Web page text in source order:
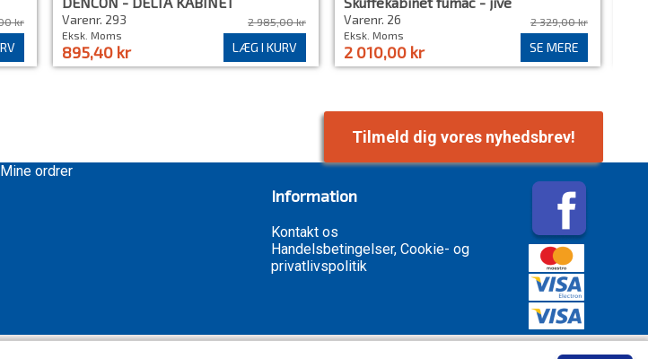
kr Varenr. 293
Eksk. Moms
895,40 kr
2 985,00 kr
LÆG I KURV
Varenr. 26
Eksk. Moms
2 010,00 kr
2 329,00 kr
SE MERE
Tilmeld dig vores nyhedsbrev!
Mine ordrer
Information
Kontakt os
Handelsbetingelser, Cookie- og
privatlivspolitik